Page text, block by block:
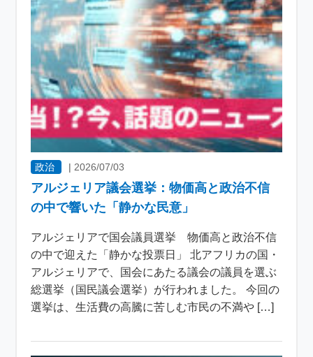
政治 | 2026/07/03
アルジェリア議会選挙：物価高と政治不信
の中で響いた「静かな民意」
アルジェリアで国会議員選挙 物価高と政治不信
の中で迎えた「静かな投票日」 北アフリカの国・
アルジェリアで、国会にあたる議会の議員を選ぶ
総選挙（国民議会選挙）が行われました。 今回の
選挙は、生活費の高騰に苦しむ市民の不満や […]